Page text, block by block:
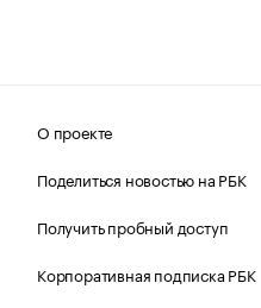
О проекте
Поделиться новостью на РБК
Получить пробный доступ
Корпоративная подписка РБК